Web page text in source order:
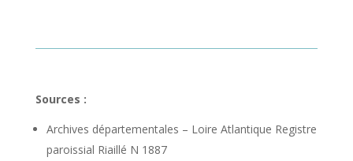
Sources :
Archives départementales – Loire Atlantique Registre
paroissial Riaillé N 1887